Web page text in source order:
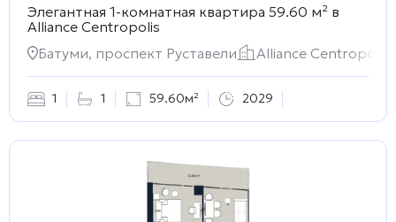
Элегантная 1-комнатная квартира 59.60 м² в
Alliance Centropolis
Батуми, проспект Руставели
Alliance Centropolis
1 1 59.60м² 2029